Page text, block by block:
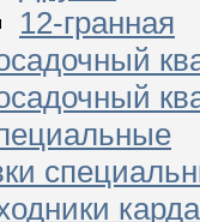
12-гранная